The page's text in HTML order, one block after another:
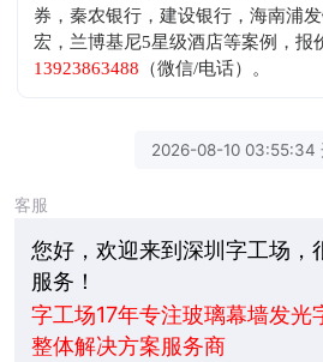
券，秦农银行，建设银行，海南浦
宏，兰博基尼5星级酒店等案例，报
13923863488 （微信/电话）。
2026-08-10 03:55:34
客服
您好，欢迎来到深圳字工场，
服务！
字工场17年专注玻璃幕墙发
整体解决方案服务商